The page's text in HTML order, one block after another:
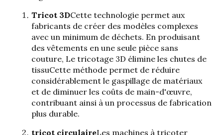
Tricot 3DCette technologie permet aux
fabricants de créer des modèles complexes
avec un minimum de déchets. En produisant
des vêtements en une seule pièce sans
couture, Le tricotage 3D élimine les chutes de
tissuCette méthode permet de réduire
considérablement le gaspillage de matériaux
et de diminuer les coûts de main-d'œuvre,
contribuant ainsi à un processus de fabrication
plus durable.
tricot circulaireLes machines à tricoter